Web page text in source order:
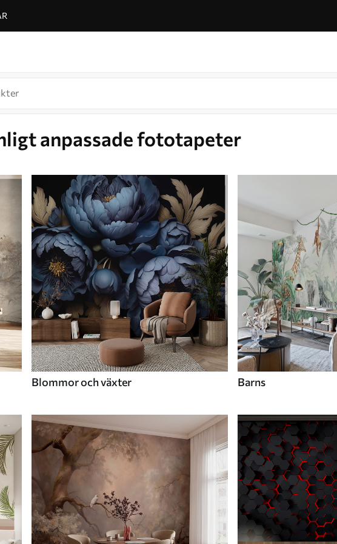
anpassade fototapeter
Blommor och växter Barns